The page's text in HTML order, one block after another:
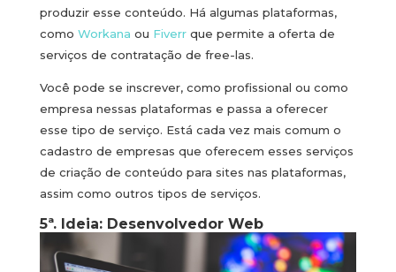
produzir esse conteúdo. Há algumas plataformas,
como Workana ou Fiverr que permite a oferta de
serviços de contratação de free-las.
Você pode se inscrever, como profissional ou como
empresa nessas plataformas e passa a oferecer
esse tipo de serviço. Está cada vez mais comum o
cadastro de empresas que oferecem esses serviços
de criação de conteúdo para sites nas plataformas,
assim como outros tipos de serviços.
5ª. Ideia: Desenvolvedor Web